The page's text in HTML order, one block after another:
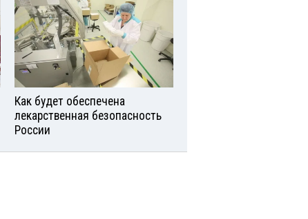
Как будет обеспечена
лекарственная безопасность
России